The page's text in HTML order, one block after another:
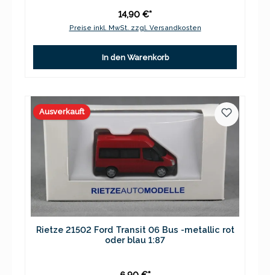
14,90 €*
Preise inkl. MwSt. zzgl. Versandkosten
In den Warenkorb
Ausverkauft
Rietze 21502 Ford Transit 06 Bus -metallic rot
oder blau 1:87